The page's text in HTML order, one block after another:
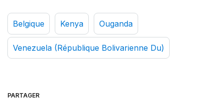
Belgique Kenya Ouganda
Venezuela (République Bolivarienne Du)
PARTAGER